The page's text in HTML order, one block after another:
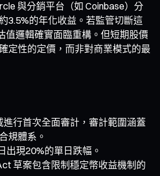
與分銷平台（如 Coinbase）分
3.5%的年化收益。若監管切斷這
值邏輯確實面臨重構。但短期股價
定性的定價，而非對商業模式的最
進行首次全面審計，審計範圍涵蓋
規體系。
出現20%的單日跌幅。
草案包含限制穩定幣收益機制的